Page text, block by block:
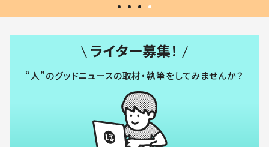
ライター募集！
“人”のグッドニュースの取材・執筆をしてみませんか？